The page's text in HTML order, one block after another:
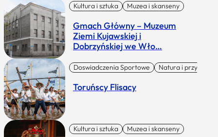
Kultura i sztuka Muzea i skanseny
Gmach Główny – Muzeum
Ziemi Kujawskiej i
Dobrzyńskiej we Wło…
Doswiadczenia Sportowe Natura i przygoda
Toruńscy Flisacy
Kultura i sztuka Muzea i skanseny